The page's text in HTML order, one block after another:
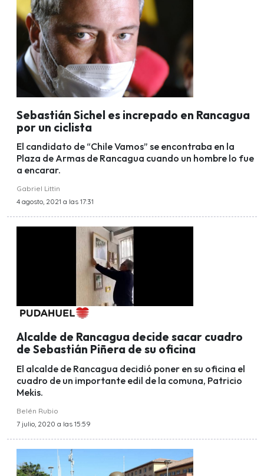
Sebastián Sichel es increpado en Rancagua
por un ciclista
El candidato de “Chile Vamos” se encontraba en la
Plaza de Armas de Rancagua cuando un hombre lo fue
a encarar.
Gabriel Littin
4 agosto, 2021 a las 17:31
Alcalde de Rancagua decide sacar cuadro
de Sebastián Piñera de su oficina
El alcalde de Rancagua decidió poner en su oficina el
cuadro de un importante edil de la comuna, Patricio
Mekis.
Belén Rubio
7 julio, 2020 a las 15:59